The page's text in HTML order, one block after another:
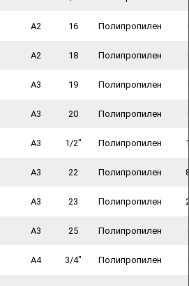
A2 16 Полипропилен
A2 18 Полипропилен
A3 19 Полипропилен
A3 20 Полипропилен
A3 1/2" Полипропилен
A3 22 Полипропилен
A3 23 Полипропилен
A3 25 Полипропилен
A4 3/4" Полипропилен